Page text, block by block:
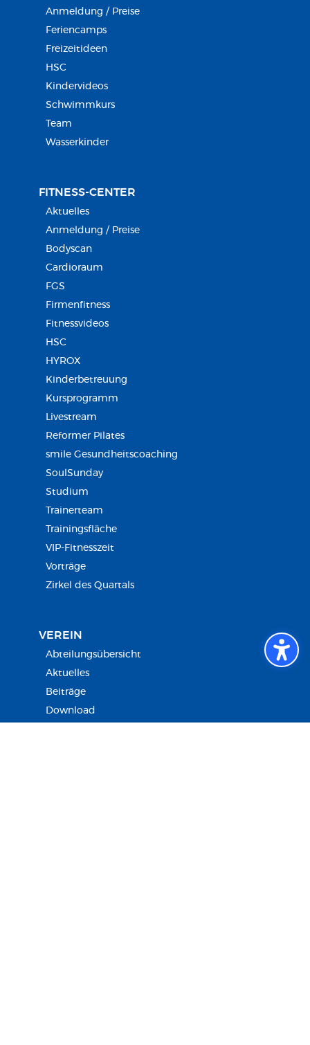
Anmeldung / Preise
Feriencamps
Freizeitideen
HSC
Kindervideos
Schwimmkurs
Team
Wasserkinder
FITNESS-CENTER
Aktuelles
Anmeldung / Preise
Bodyscan
Cardioraum
FGS
Firmenfitness
Fitnessvideos
HSC
HYROX
Kinderbetreuung
Kursprogramm
Livestream
Reformer Pilates
smile Gesundheitscoaching
SoulSunday
Studium
Trainerteam
Trainingsfläche
VIP-Fitnesszeit
Vorträge
Zirkel des Quartals
VEREIN
Abteilungsübersicht
Aktuelles
Beiträge
Download